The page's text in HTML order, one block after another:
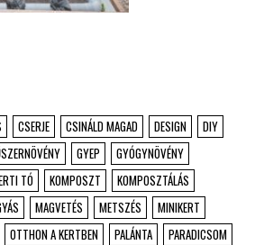
CSERJE CSINÁLD MAGAD DESIGN
DIY
GYEP
GYÓGYNÖVÉNY
TÓ KOMPOSZT
KOMPOSZTÁLÁS
MAGVETÉS METSZÉS
MINIKERT
OTTHON A KERTBEN PALÁNTA
PARADICSOM